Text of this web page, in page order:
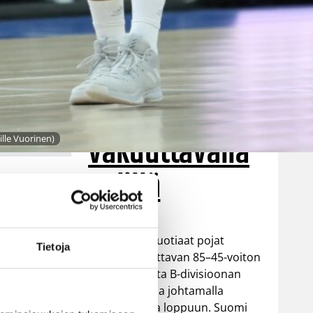
Tietoja
Vuorinen)
Luxemburgin
– EM-kisojen
voittotili
aukesi
vakuuttavalla
pelillä
Suomen 16-vuotiaat pojat
ottivat vakuuttavan 85–45-voiton
Luxemburgista B-divisioonan
EM-kilpailuissa johtamalla
ottelua alusta loppuun. Suomi